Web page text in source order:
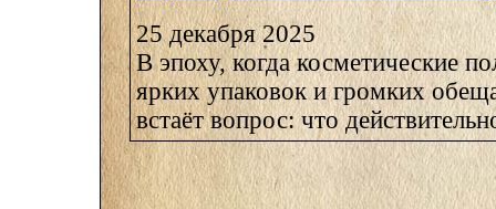
25 декабря 2025
В эпоху, когда косметические
ярких упаковок и громких
встаёт вопрос: что